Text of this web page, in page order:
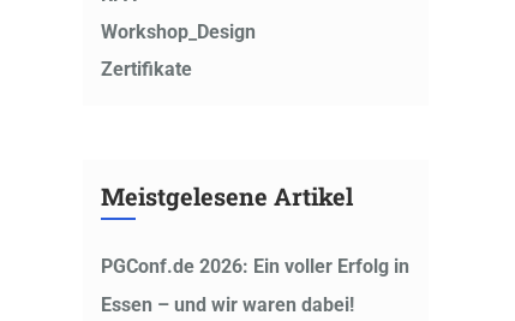
Workshop_Design
Zertifikate
Meistgelesene Artikel
PGConf.de 2026: Ein voller Erfolg in
Essen – und wir waren dabei!